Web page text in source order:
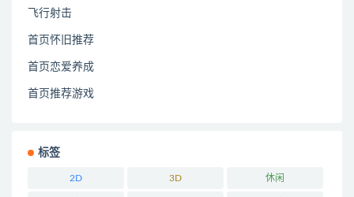
飞行射击
首页怀旧推荐
首页恋爱养成
首页推荐游戏
标签
2D 3D 休闲